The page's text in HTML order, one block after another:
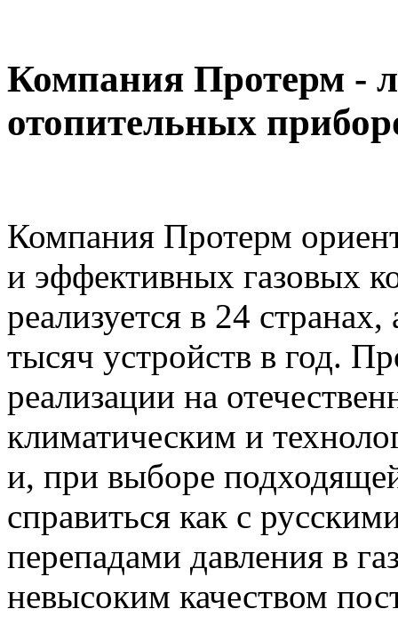
Компания Протерм -
отопительных
Компания Протерм
и эффективных газовых
реализуется в 24
тысяч устройств в год.
реализации на
климатическим и
и, при выборе
справиться как с
перепадами давления в
невысоким качеством